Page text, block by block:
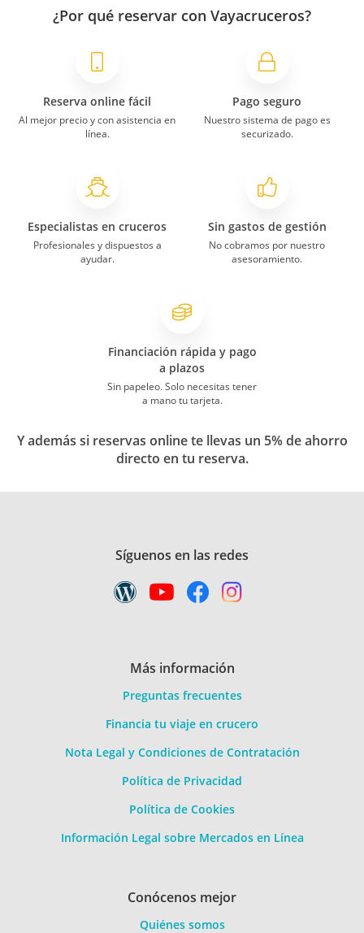
¿Por qué reservar con Vayacruceros?
Reserva online fácil
Al mejor precio y con asistencia en
línea.
Pago seguro
Nuestro sistema de pago es
securizado.
Especialistas en cruceros
Profesionales y dispuestos a
ayudar.
Sin gastos de gestión
No cobramos por nuestro
asesoramiento.
Financiación rápida y pago
a plazos
Sin papeleo. Solo necesitas tener
a mano tu tarjeta.
Y además si reservas online te llevas un 5% de ahorro
directo en tu reserva.
Síguenos en las redes
Más información
Preguntas frecuentes
Financia tu viaje en crucero
Nota Legal y Condiciones de Contratación
Política de Privacidad
Política de Cookies
Información Legal sobre Mercados en Línea
Conócenos mejor
Quiénes somos